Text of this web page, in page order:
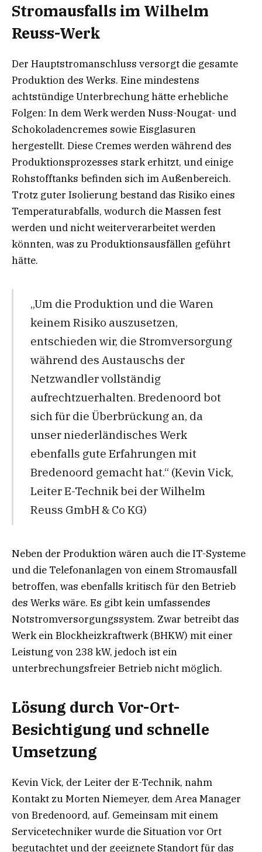
Stromausfalls im Wilhelm
Reuss-Werk
Der Hauptstromanschluss versorgt die gesamte
Produktion des Werks. Eine mindestens
achtstündige Unterbrechung hätte erhebliche
Folgen: In dem Werk werden Nuss-Nougat- und
Schokoladencremes sowie Eisglasuren
hergestellt. Diese Cremes werden während des
Produktionsprozesses stark erhitzt, und einige
Rohstofftanks befinden sich im Außenbereich.
Trotz guter Isolierung bestand das Risiko eines
Temperaturabfalls, wodurch die Massen fest
werden und nicht weiterverarbeitet werden
könnten, was zu Produktionsausfällen geführt
hätte.
„Um die Produktion und die Waren
keinem Risiko auszusetzen,
entschieden wir, die Stromversorgung
während des Austauschs der
Netzwandler vollständig
aufrechtzuerhalten. Bredenoord bot
sich für die Überbrückung an, da
unser niederländisches Werk
ebenfalls gute Erfahrungen mit
Bredenoord gemacht hat.“ (Kevin Vick,
Leiter E-Technik bei der Wilhelm
Reuss GmbH & Co KG)
Neben der Produktion wären auch die IT-Systeme
und die Telefonanlagen von einem Stromausfall
betroffen, was ebenfalls kritisch für den Betrieb
des Werks wäre. Es gibt kein umfassendes
Notstromversorgungssystem. Zwar betreibt das
Werk ein Blockheizkraftwerk (BHKW) mit einer
Leistung von 238 kW, jedoch ist ein
unterbrechungsfreier Betrieb nicht möglich.
Lösung durch Vor-Ort-
Besichtigung und schnelle
Umsetzung
Kevin Vick, der Leiter der E-Technik, nahm
Kontakt zu Morten Niemeyer, dem Area Manager
von Bredenoord, auf. Gemeinsam mit einem
Servicetechniker wurde die Situation vor Ort
begutachtet und der geeignete Standort für das